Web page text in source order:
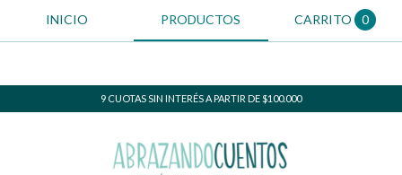
INICIO PRODUCTOS CARRITO 0
9 CUOTAS SIN INTERÉS A PARTIR DE $100.000